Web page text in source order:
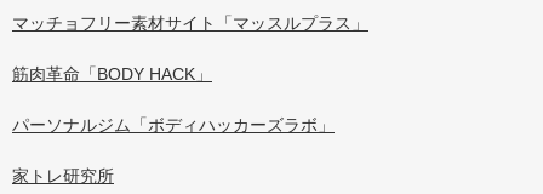
マッチョフリー素材サイト「マッスルプラス」
筋肉革命「BODY HACK」
パーソナルジム「ボディハッカーズラボ」
家トレ研究所